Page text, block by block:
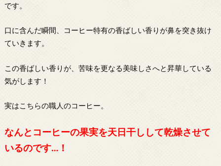
です。
口に含んだ瞬間、コーヒー特有の香ばしい香りが鼻を突き抜け
ていきます。
この香ばしい香りが、苦味を更なる美味しさへと昇華している
気がします！
実はこちらの職人のコーヒー。
なんとコーヒーの果実を天日干しして乾燥させて
いるのです…！